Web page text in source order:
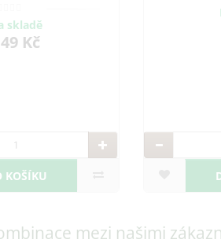
odpuzovačů
která Vám
ale ochrání vás
skladě
Kč
KOŠÍKU
oceníte
mezi našimi